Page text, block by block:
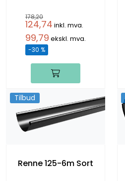
178,20
124,74 inkl. mva.
99,79 ekskl. mva.
-30 %
Tilbud
Renne 125-6m Sort